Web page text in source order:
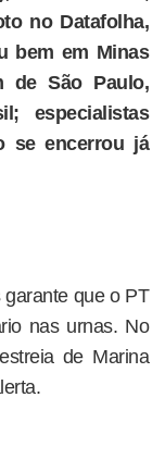
no Datafolha,
bem em Minas
de São Paulo,
especialistas
se encerrou já
que o PT
nas urnas. No
de Marina